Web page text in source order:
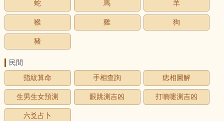
蛇 馬 羊
猴 雞 狗
豬
民間
指紋算命
手相查詢 痣相圖解
生男生女預測 眼跳測吉凶 打噴嚏測吉凶
六爻占卜